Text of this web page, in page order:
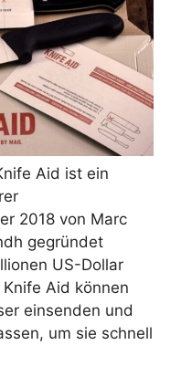
Aid ist ein
2018 von Marc
gegründet
US-Dollar
Aid können
einsenden und
um sie schnell